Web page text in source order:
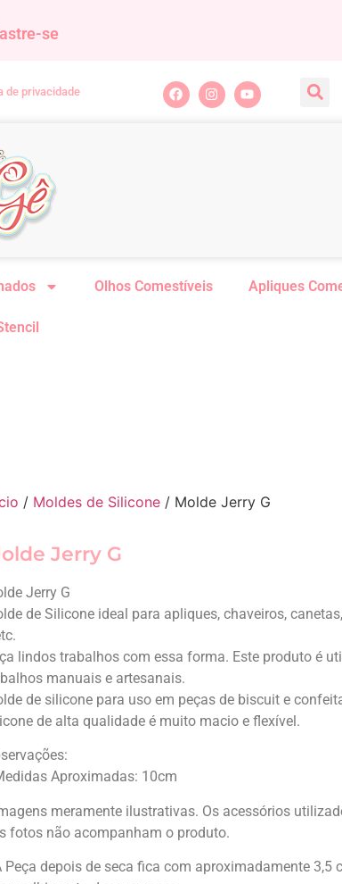
se
de privacidade
Olhos Comestíveis Apliques
/ Moldes de Silicone / Molde Jerry G
Jerry G
Jerry G
de Silicone ideal para apliques, chaveiros,
lindos trabalhos com essa forma. Este produto é
manuais e artesanais.
de silicone para uso em peças de biscuit e
de alta qualidade é muito macio e flexível.
Aproximadas: 10cm
meramente ilustrativas. Os acessórios
fotos não acompanham o produto.
Peça depois de seca fica com aproximadamente 3,5